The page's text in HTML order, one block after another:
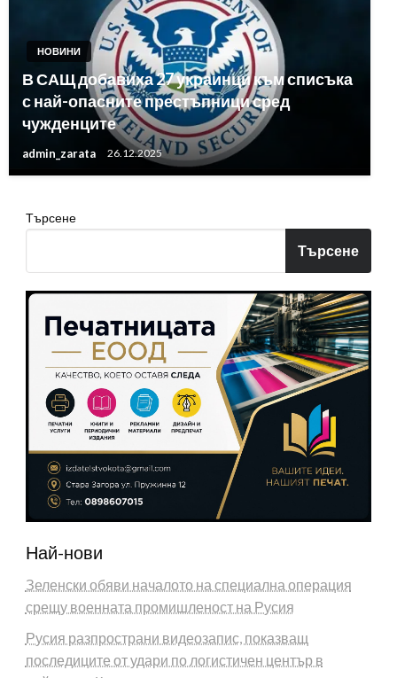
НОВИНИ
В САЩ добавиха 27 украинци към списъка
с най-опасните престъпници сред
чужденците
admin_zarata 26.12.2025
Търсене
Търсене
Най-нови
Зеленски обяви началото на специална операция
срещу военната промишленост на Русия
Русия разпространи видеозапис, показващ
последиците от удари по логистичен център в